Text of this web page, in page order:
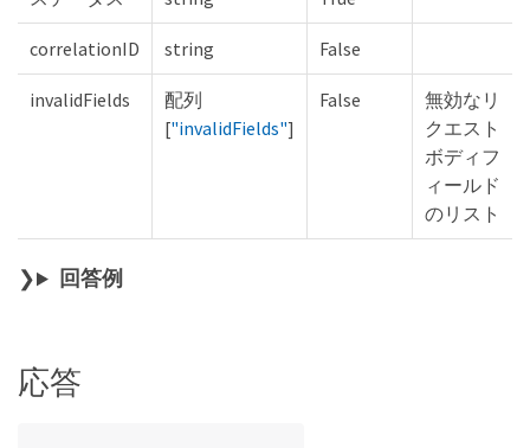
correlationID string False
invalidFields
配列
["invalidFields"]
False
無効なリ
クエスト
ボディフ
ィールド
のリスト
回答例
応答